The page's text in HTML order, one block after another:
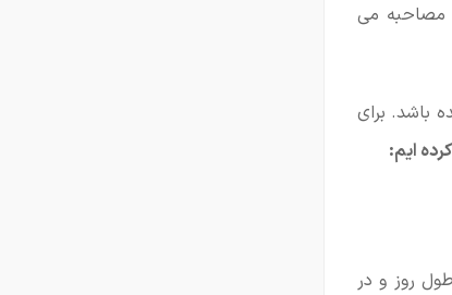
مصاحبه می
باشد. برای
روز و در